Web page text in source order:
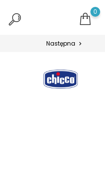
0
Następna chevron_right